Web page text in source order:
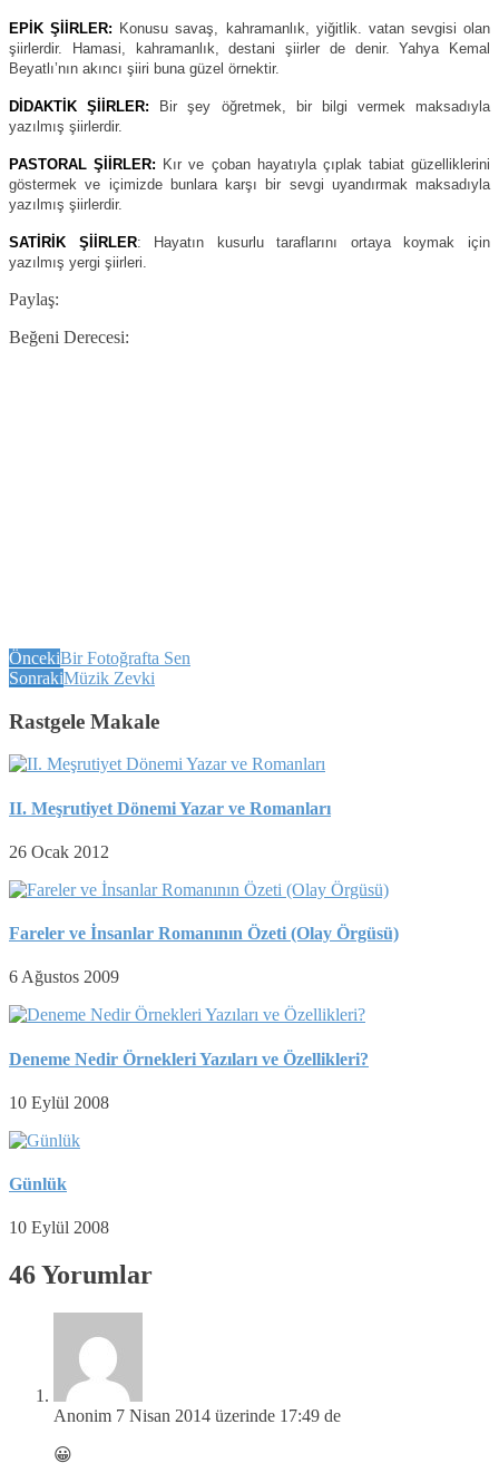
EPİK ŞİİRLER: Konusu savaş, kahramanlık, yiğitlik. vatan sevgisi olan
şiirlerdir. Hamasi, kahramanlık, destani şiirler de denir. Yahya Kemal
Beyatlı’nın akıncı şiiri buna güzel örnektir.
DİDAKTİK ŞİİRLER: Bir şey öğretmek, bir bilgi vermek maksadıyla
yazılmış şiirlerdir.
PASTORAL ŞİİRLER: Kır ve çoban hayatıyla çıplak tabiat güzelliklerini
göstermek ve içimizde bunlara karşı bir sevgi uyandırmak maksadıyla
yazılmış şiirlerdir.
SATİRİK ŞİİRLER: Hayatın kusurlu taraflarını ortaya koymak için
yazılmış yergi şiirleri.
Paylaş:
Beğeni Derecesi:
ÖncekiBir Fotoğrafta Sen
SonrakiMüzik Zevki
Rastgele Makale
II. Meşrutiyet Dönemi Yazar ve Romanları
26 Ocak 2012
Fareler ve İnsanlar Romanının Özeti (Olay Örgüsü)
6 Ağustos 2009
Deneme Nedir Örnekleri Yazıları ve Özellikleri?
10 Eylül 2008
Günlük
10 Eylül 2008
46 Yorumlar
Anonim 7 Nisan 2014 üzerinde 17:49 de
😀